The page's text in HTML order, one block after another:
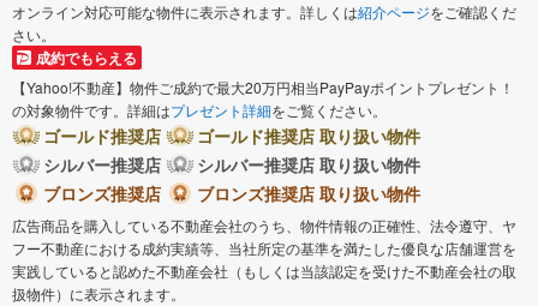
オンライン対応可能な物件に表示されます。詳しくは紹介ページをご確認くだ
さい。
成約でもらえる
【Yahoo!不動産】物件ご成約で最大20万円相当PayPayポイントプレゼント！
の対象物件です。詳細はプレゼント詳細をご覧ください。
ゴールド推奨店
ゴールド推奨店 取り扱い物件
シルバー推奨店
シルバー推奨店 取り扱い物件
ブロンズ推奨店
ブロンズ推奨店 取り扱い物件
広告商品を購入している不動産会社のうち、物件情報の正確性、法令遵守、ヤ
フー不動産における成約実績等、当社所定の基準を満たした優良な店舗運営を
実践していると認めた不動産会社（もしくは当該認定を受けた不動産会社の取
扱物件）に表示されます。